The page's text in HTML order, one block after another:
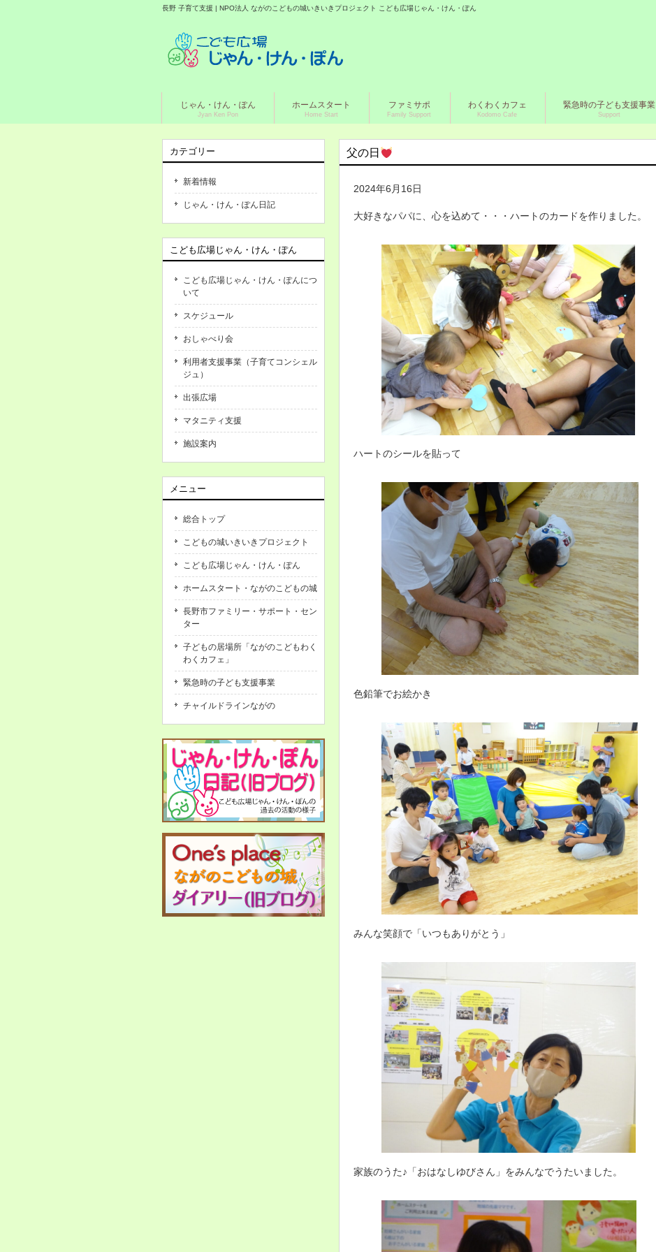
長野 子育て支援 | NPO法人 ながのこどもの城いきいきプロジェクト こども広場じゃん・けん・ぽん
じゃん・けん・ぽん
Jyan Ken Pon
ホームスタート
Home Start
ファミサポ
Family Support
わくわくカフェ
Kodomo Cafe
緊急時の子ども支援事業
Support
父の日
2024年6月16日
大好きなパパに、心を込めて・・・ハートのカードを作りました。
ハートのシールを貼って
色鉛筆でお絵かき
みんな笑顔で「いつもありがとう」
家族のうた♪「おはなしゆびさん」をみんなでうたいました。
カテゴリー
新着情報
じゃん・けん・ぽん日記
こども広場じゃん・けん・ぽん
こども広場じゃん・けん・ぽんにつ
いて
スケジュール
おしゃべり会
利用者支援事業（子育てコンシェル
ジュ）
出張広場
マタニティ支援
施設案内
メニュー
総合トップ
こどもの城いきいきプロジェクト
こども広場じゃん・けん・ぽん
ホームスタート・ながのこどもの城
長野市ファミリー・サポート・セン
ター
子どもの居場所「ながのこどもわく
わくカフェ」
緊急時の子ども支援事業
チャイルドラインながの